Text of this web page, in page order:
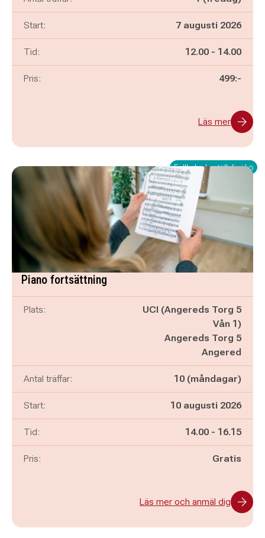
Start: 7 augusti 2026
Tid: Pågår mellan
12.00 - och
14.00
Pris: 499:-
Läs mer
Fullbokad - ställ dig i kö
Piano fortsättning
Plats:
UCI (Angereds Torg 5
Vån 1)
Angereds Torg 5
Angered
Antal träffar: 10 (måndagar)
Start: 10 augusti 2026
Tid: Pågår mellan
14.00 - och
16.15
Pris: Gratis
Läs mer och anmäl dig